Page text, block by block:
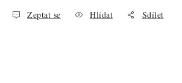
Zeptat se Hlídat Sdílet